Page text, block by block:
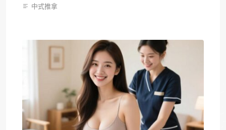
中式推拿